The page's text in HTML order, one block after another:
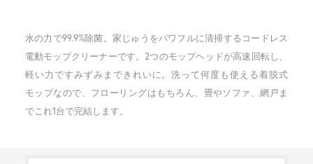
水の力で99.9%除菌。家じゅうをパワフルに清掃するコードレス
電動モップクリーナーです。2つのモップヘッドが高速回転し、
軽い力ですみずみまできれいに。洗って何度も使える着脱式
モップなので、フローリングはもちろん、畳やソファ、網戸ま
でこれ1台で完結します。